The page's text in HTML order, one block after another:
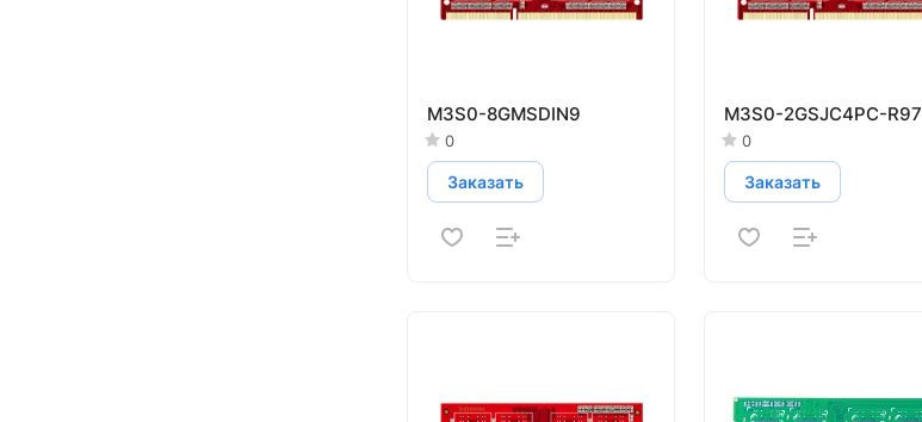
M3S0-8GMSDIN9
0
Заказать
M3S0-2GSJC4PC-R97
0
Заказать